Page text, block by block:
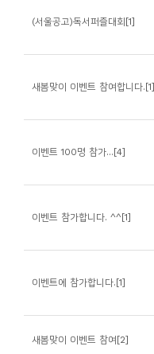
(서울공고)독서퍼즐대회[1]
새봄맞이 이벤트 참여합니다.[1]
이벤트 100명 참가...[4]
이벤트 참가합니다. ^^[1]
이벤트에 참가합니다.[1]
새봄맞이 이벤트 참여[2]